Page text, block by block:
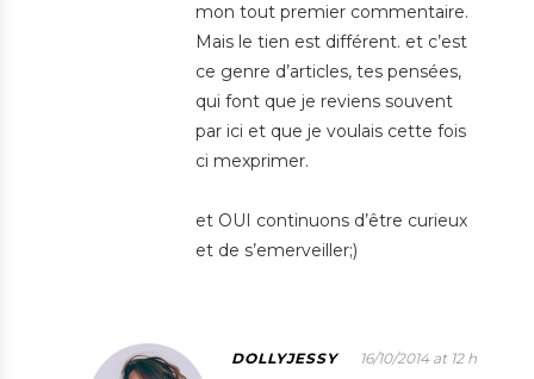
mon tout premier commentaire.
Mais le tien est différent. et c’est
ce genre d’articles, tes pensées,
qui font que je reviens souvent
par ici et que je voulais cette fois
ci mexprimer.
et OUI continuons d’être curieux
et de s’emerveiller;)
DOLLYJESSY
16/10/2014 at 12 h